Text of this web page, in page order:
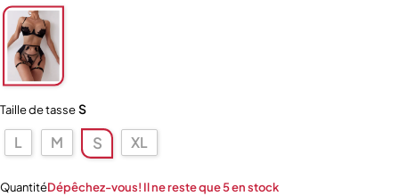
Taille de tasseS
L M S XL
QuantitéDépêchez-vous! Il ne reste que 5 en stock